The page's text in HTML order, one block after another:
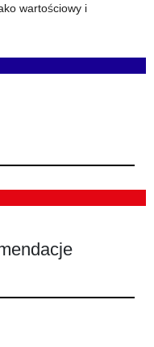
wartościowy i